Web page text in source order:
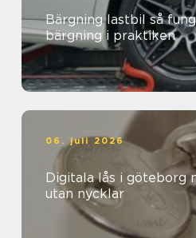
Bärgning lastbil så fungerar tung
bärgning i praktiken
06. juli 2026
Digitala lås i göteborg modern säkerhet
utan nycklar